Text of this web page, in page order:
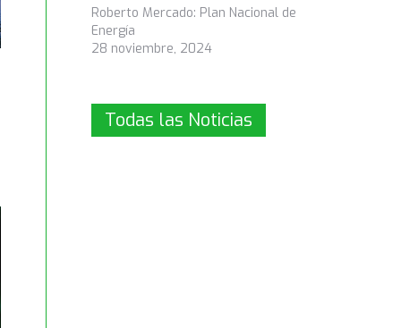
Roberto Mercado: Plan Nacional de
Energía
28 noviembre, 2024
Todas las Noticias